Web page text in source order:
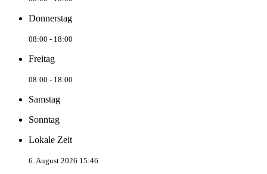
Donnerstag
08:00 - 18:00
Freitag
08:00 - 18:00
Samstag
Sonntag
Lokale Zeit
6. August 2026 15:46